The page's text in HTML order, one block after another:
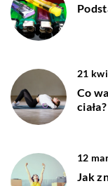
21
Co
ciała?
12
Jak